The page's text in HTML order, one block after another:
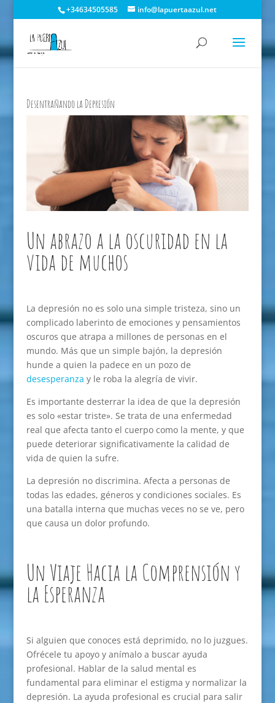
+34634505585 info@lapuertaazul.net
Desentrañando la Depresión
Un abrazo a la oscuridad en la
vida de muchos
La depresión no es solo una simple tristeza, sino un
complicado laberinto de emociones y pensamientos
oscuros que atrapa a millones de personas en el
mundo. Más que un simple bajón, la depresión
hunde a quien la padece en un pozo de
desesperanza y le roba la alegría de vivir.
Es importante desterrar la idea de que la depresión
es solo «estar triste». Se trata de una enfermedad
real que afecta tanto el cuerpo como la mente, y que
puede deteriorar significativamente la calidad de
vida de quien la sufre.
La depresión no discrimina. Afecta a personas de
todas las edades, géneros y condiciones sociales. Es
una batalla interna que muchas veces no se ve, pero
que causa un dolor profundo.
Un Viaje Hacia la Comprensión y
la Esperanza
Si alguien que conoces está deprimido, no lo juzgues.
Ofrécele tu apoyo y anímalo a buscar ayuda
profesional. Hablar de la salud mental es
fundamental para eliminar el estigma y normalizar la
depresión. La ayuda profesional es crucial para salir